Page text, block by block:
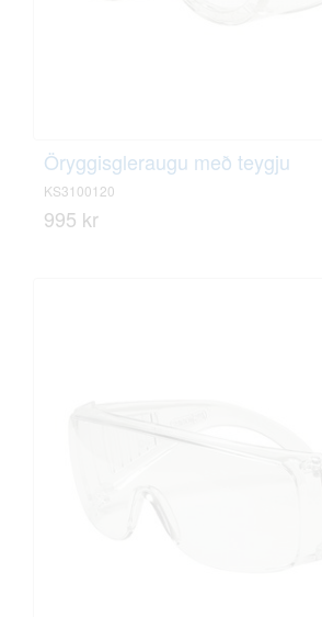
Öryggisgleraugu með teygju
KS3100120
995 kr